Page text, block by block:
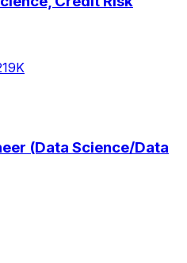
(Data Science/Data